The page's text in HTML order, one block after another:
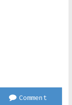
Comment